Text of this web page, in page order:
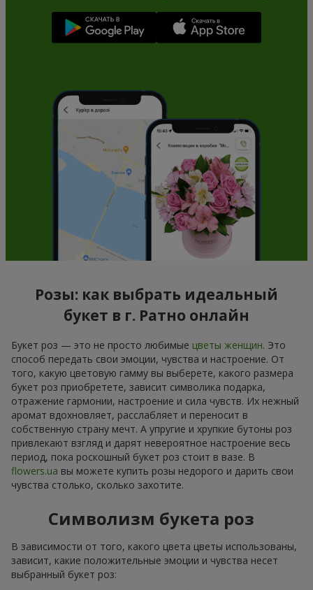
Розы: как выбрать идеальный
букет в г. Ратно онлайн
Букет роз — это не просто любимые цветы женщин. Это
способ передать свои эмоции, чувства и настроение. От
того, какую цветовую гамму вы выберете, какого размера
букет роз приобретете, зависит символика подарка,
отражение гармонии, настроение и сила чувств. Их нежный
аромат вдохновляет, расслабляет и переносит в
собственную страну мечт. А упругие и хрупкие бутоны роз
привлекают взгляд и дарят невероятное настроение весь
период, пока роскошный букет роз стоит в вазе. В
flowers.ua вы можете купить розы недорого и дарить свои
чувства столько, сколько захотите.
Символизм букета роз
В зависимости от того, какого цвета цветы использованы,
зависит, какие положительные эмоции и чувства несет
выбранный букет роз: